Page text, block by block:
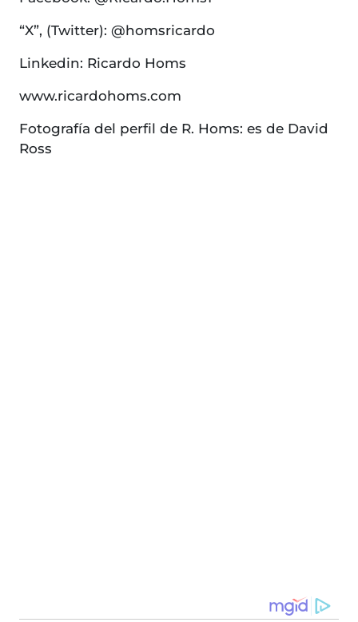
“X”, (Twitter): @homsricardo
Linkedin: Ricardo Homs
www.ricardohoms.com
Fotografía del perfil de R. Homs: es de David
Ross